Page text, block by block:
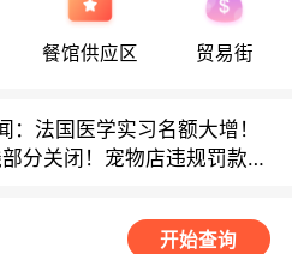
餐馆供应区 贸易街
乐家海选启动！
：法国医学实习名额大增！
分关闭！宠物店违规罚款出
乐家海选启动！
开始查询